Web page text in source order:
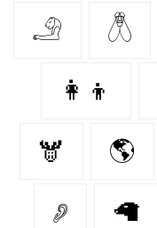
𓄂 𓆦
👩‍👦
🫎 🌎
𓂈 🦙